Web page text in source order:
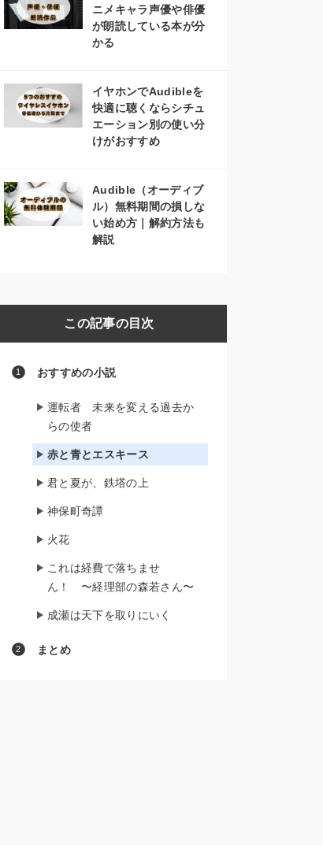
ニメキャラ声優や俳優
が朗読している本が分
かる
イヤホンでAudibleを
快適に聴くならシチュ
エーション別の使い分
けがおすすめ
Audible（オーディブ
ル）無料期間の損しな
い始め方｜解約方法も
解説
この記事の目次
おすすめの小説
運転者 未来を変える過去か
らの使者
赤と青とエスキース
君と夏が、鉄塔の上
神保町奇譚
火花
これは経費で落ちませ
ん！ 〜経理部の森若さん〜
成瀬は天下を取りにいく
まとめ